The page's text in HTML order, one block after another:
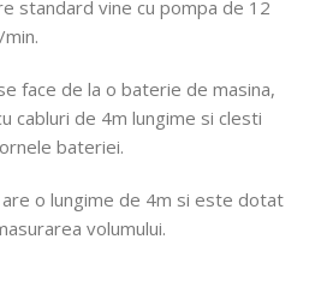
standard vine cu pompa de 12
face de la o baterie de masina,
cabluri de 4m lungime si clesti
bateriei.
o lungime de 4m si este dotat
volumului.